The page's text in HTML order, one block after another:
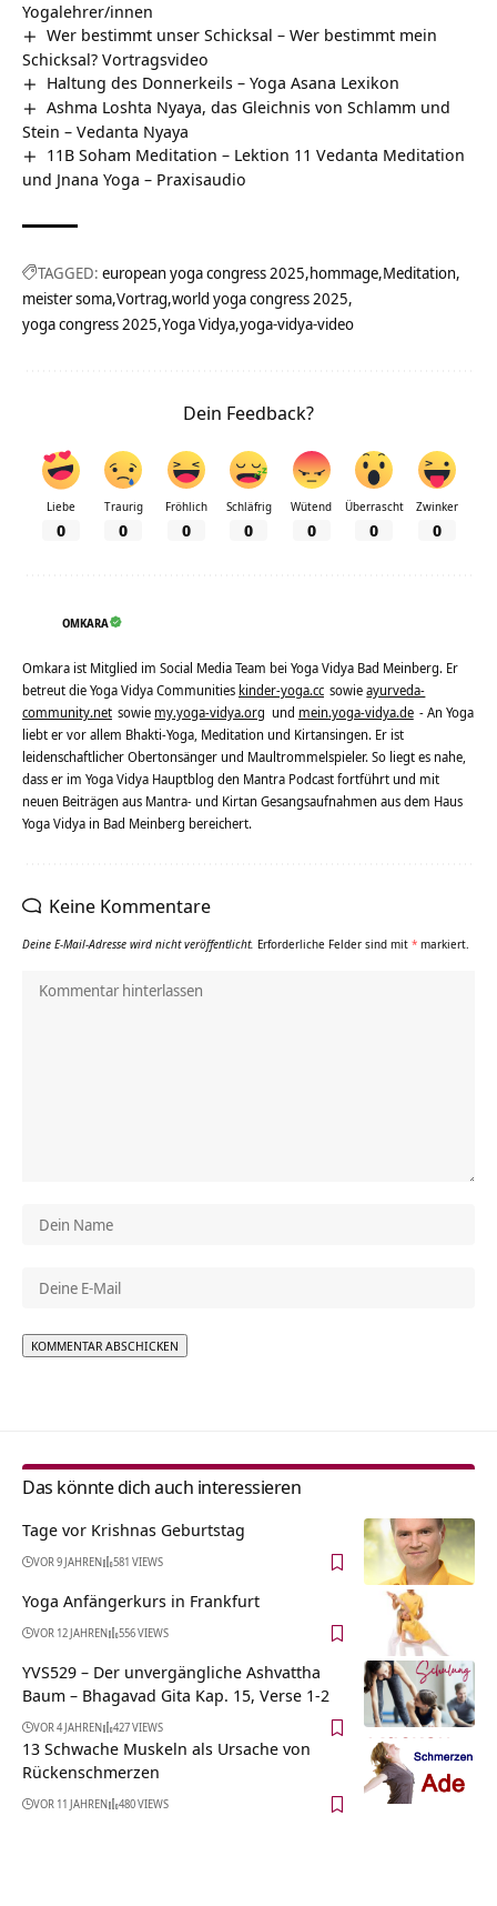
Yogalehrer/innen
Wer bestimmt unser Schicksal – Wer bestimmt mein
Schicksal? Vortragsvideo
Haltung des Donnerkeils – Yoga Asana Lexikon
Ashma Loshta Nyaya, das Gleichnis von Schlamm und
Stein – Vedanta Nyaya
11B Soham Meditation – Lektion 11 Vedanta Meditation
und Jnana Yoga – Praxisaudio
TAGGED: european yoga congress 2025 hommage Meditation
meister soma Vortrag world yoga congress 2025
yoga congress 2025 Yoga Vidya yoga-vidya-video
Dein Feedback?
Liebe
0
Traurig
0
Fröhlich
0
Schläfrig
0
Wütend
0
Überrascht
0
Zwinker
0
OMKARA
Omkara ist Mitglied im Social Media Team bei Yoga Vidya Bad Meinberg. Er
betreut die Yoga Vidya Communities kinder-yoga.cc sowieayurveda-
community.net sowie my.yoga-vidya.org und mein.yoga-vidya.de - An Yoga
liebt er vor allem Bhakti-Yoga, Meditation und Kirtansingen. Er ist
leidenschaftlicher Obertonsänger und Maultrommelspieler. So liegt es nahe,
dass er im Yoga Vidya Hauptblog den Mantra Podcast fortführt und mit
neuen Beiträgen aus Mantra- und Kirtan Gesangsaufnahmen aus dem Haus
Yoga Vidya in Bad Meinberg bereichert.
Keine Kommentare
Deine E-Mail-Adresse wird nicht veröffentlicht. Erforderliche Felder sind mit * markiert.
Das könnte dich auch interessieren
Tage vor Krishnas Geburtstag
VOR 9 JAHREN 581 VIEWS
Yoga Anfängerkurs in Frankfurt
VOR 12 JAHREN 556 VIEWS
YVS529 – Der unvergängliche Ashvattha
Baum – Bhagavad Gita Kap. 15, Verse 1-2
VOR 4 JAHREN 427 VIEWS
13 Schwache Muskeln als Ursache von
Rückenschmerzen
VOR 11 JAHREN 480 VIEWS